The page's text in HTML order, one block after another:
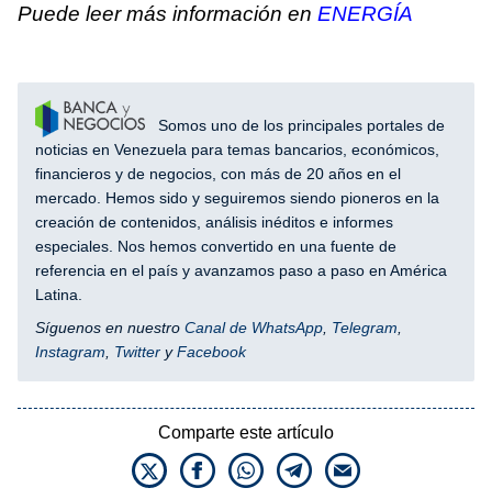
Puede leer más información en ENERGÍA
Somos uno de los principales portales de
noticias en Venezuela para temas bancarios, económicos,
financieros y de negocios, con más de 20 años en el
mercado. Hemos sido y seguiremos siendo pioneros en la
creación de contenidos, análisis inéditos e informes
especiales. Nos hemos convertido en una fuente de
referencia en el país y avanzamos paso a paso en América
Latina.
Síguenos en nuestro Canal de WhatsApp Telegram
Instagram
Twitter yFacebook
Comparte este artículo